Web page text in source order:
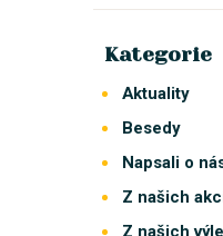
Kategorie
Aktuality
Besedy
Napsali o
Z našich
Z našich